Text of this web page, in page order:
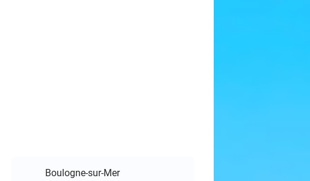
Boulogne-sur-Mer